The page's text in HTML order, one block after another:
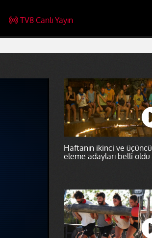
TV8 Canlı Yayın
Haftanın ikinci ve üçüncü
eleme adayları belli oldu